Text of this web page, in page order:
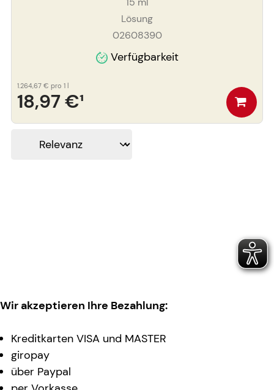
Lösung
02608390
Verfügbarkeit
18,97 €¹
1.264,67 € pro 1 l
Wir akzeptieren Ihre Bezahlung:
Kreditkarten VISA und MASTER
giropay
über Paypal